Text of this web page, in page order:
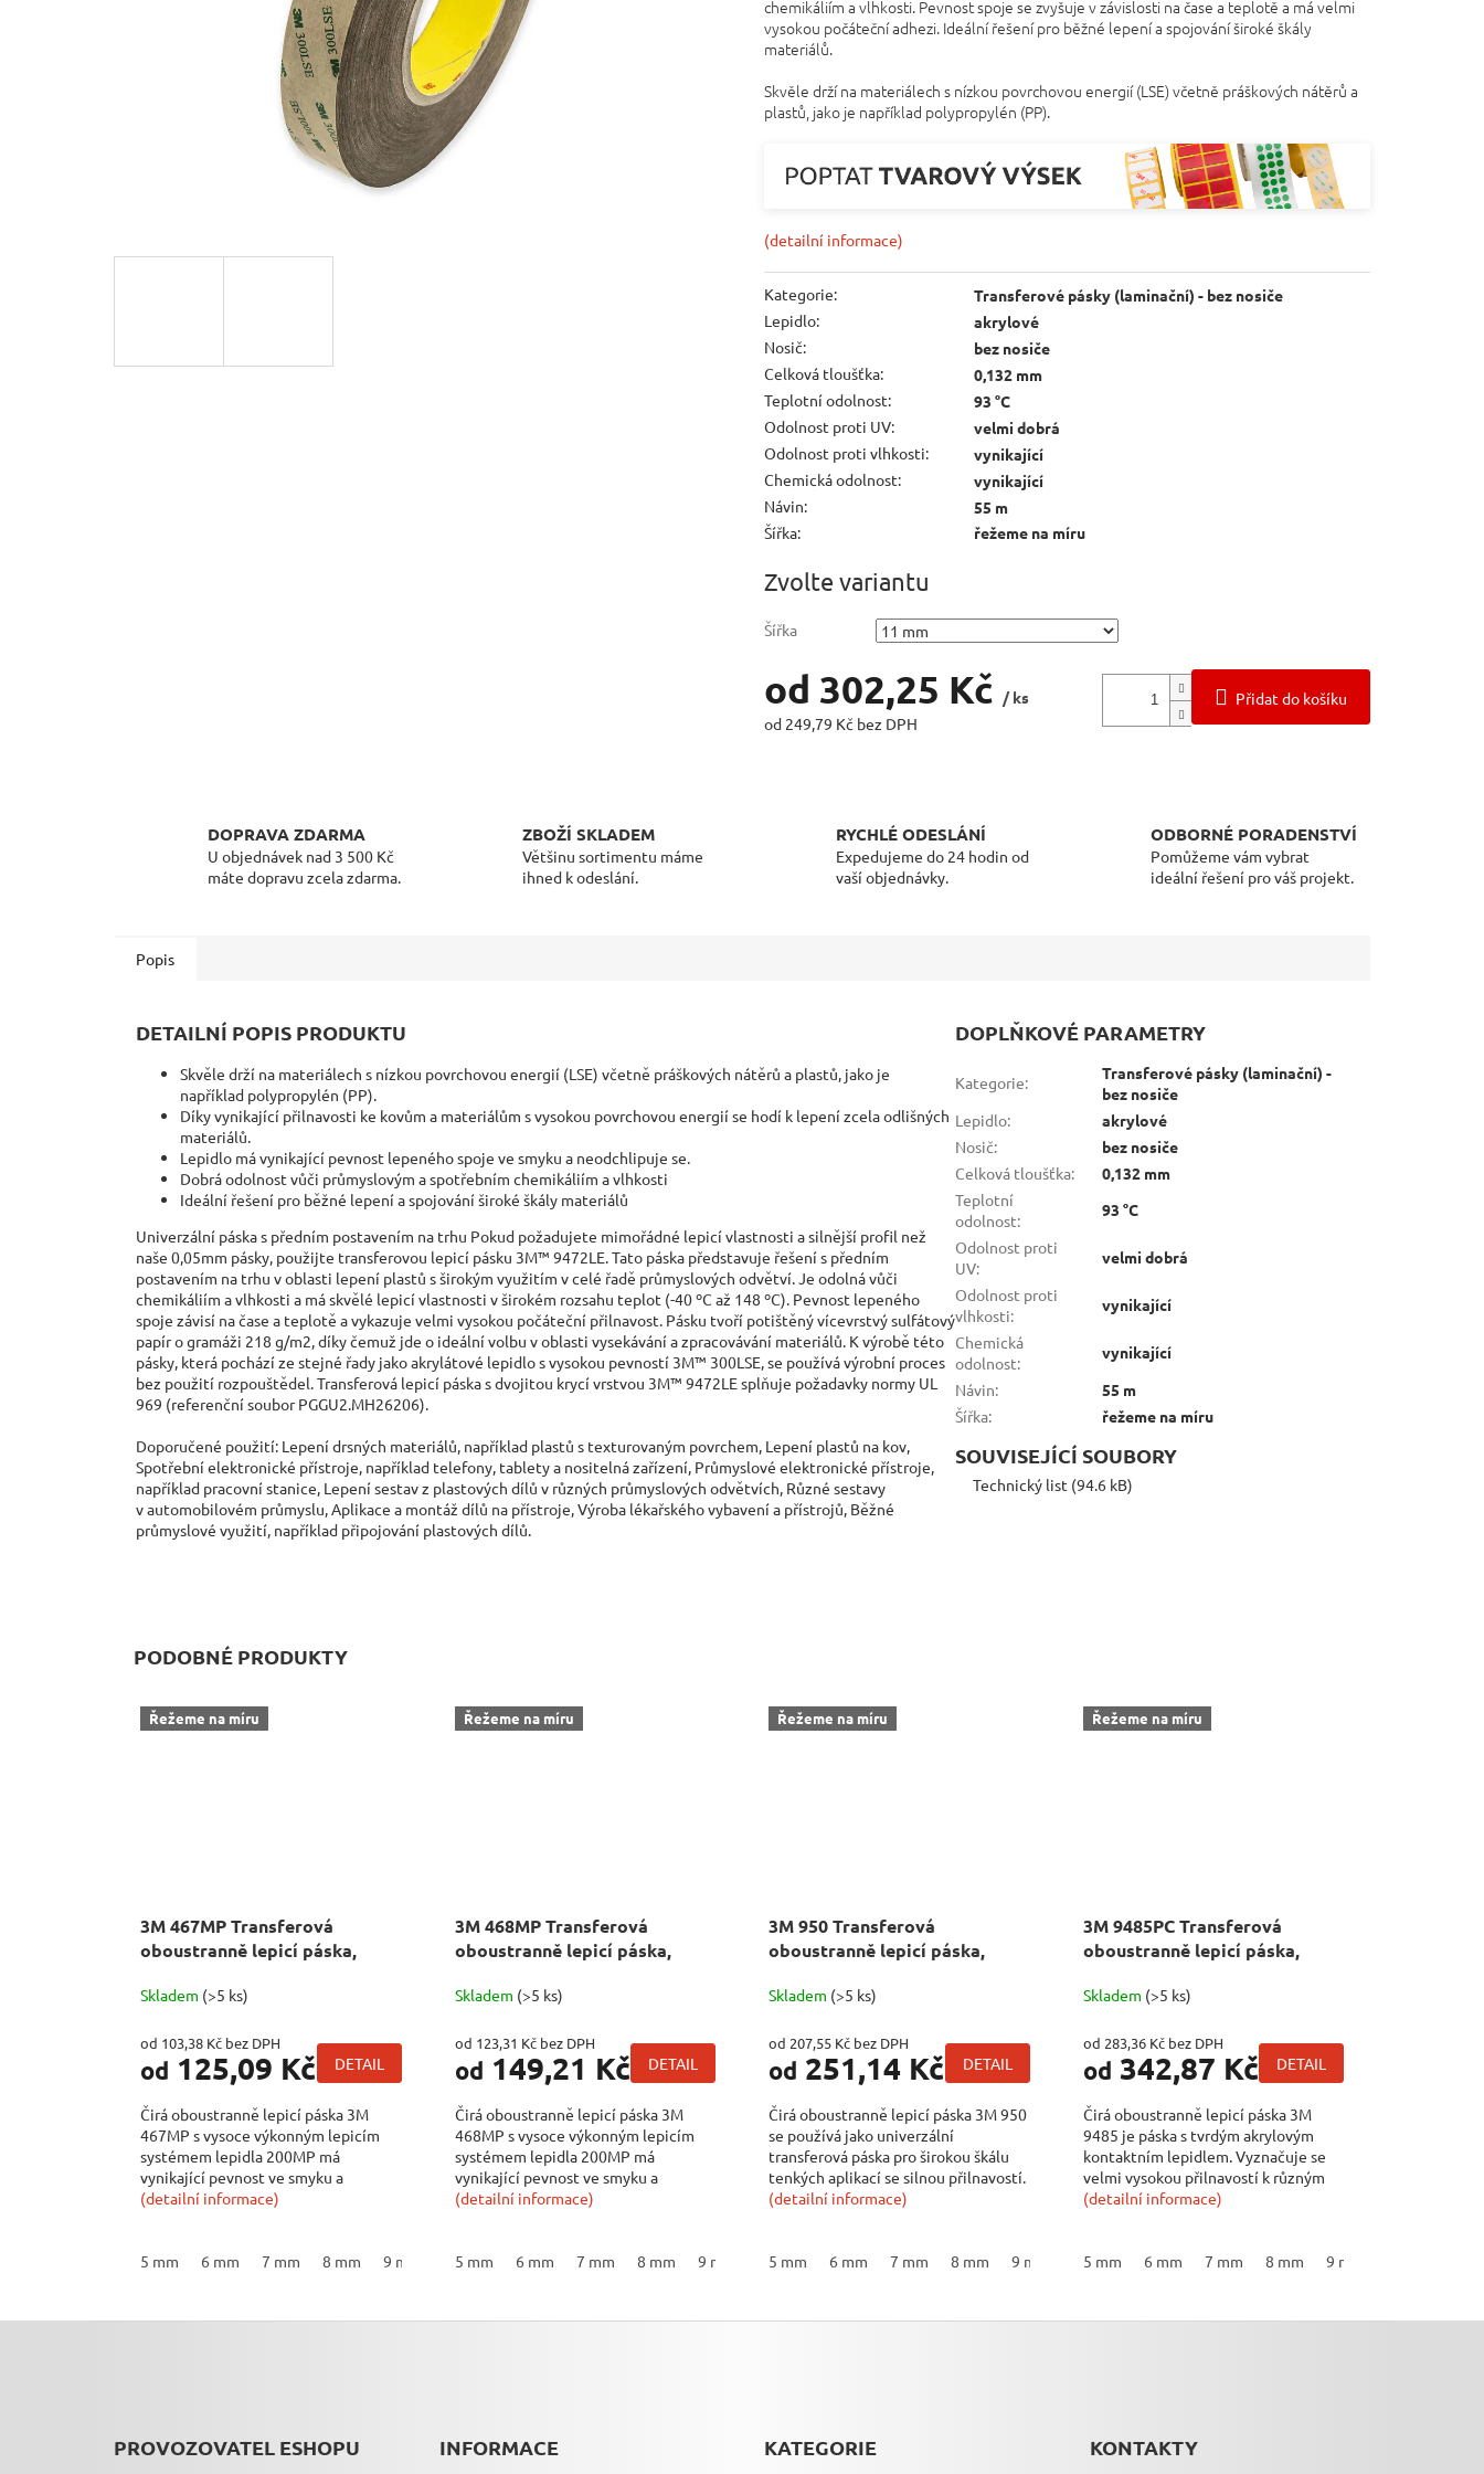
chemikáliím a vlhkosti. Pevnost spoje se zvyšuje v závislosti na čase a teplotě a má velmi
vysokou počáteční adhezi. Ideální řešení pro běžné lepení a spojování široké škály
materiálů.
Skvěle drží na materiálech s nízkou povrchovou energií (LSE) včetně práškových nátěrů a
plastů, jako je například polypropylén (PP).
(detailní informace)
Kategorie:
Transferové pásky (laminační) - bez nosiče
Lepidlo:
akrylové
Nosič:
bez nosiče
Celková tloušťka:
0,132 mm
Teplotní odolnost:
93 °C
Odolnost proti UV:
velmi dobrá
Odolnost proti vlhkosti:
vynikající
Chemická odolnost:
vynikající
Návin:
55 m
Šířka: řežeme na míru
Zvolte variantu
Šířka
od 302,25 Kč / ks
od 249,79 Kč bez DPH
Přidat do košíku
DOPRAVA ZDARMA
U objednávek nad 3 500 Kč
máte dopravu zcela zdarma.
ZBOŽÍ SKLADEM
Většinu sortimentu máme
ihned k odeslání.
RYCHLÉ ODESLÁNÍ
Expedujeme do 24 hodin od
vaší objednávky.
ODBORNÉ PORADENSTVÍ
Pomůžeme vám vybrat
ideální řešení pro váš projekt.
Popis
DETAILNÍ POPIS PRODUKTU
Skvěle drží na materiálech s nízkou povrchovou energií (LSE) včetně práškových nátěrů a plastů, jako je
například polypropylén (PP).
Díky vynikající přilnavosti ke kovům a materiálům s vysokou povrchovou energií se hodí k lepení zcela odlišných
materiálů.
Lepidlo má vynikající pevnost lepeného spoje ve smyku a neodchlipuje se.
Dobrá odolnost vůči průmyslovým a spotřebním chemikáliím a vlhkosti
Ideální řešení pro běžné lepení a spojování široké škály materiálů
Univerzální páska s předním postavením na trhu Pokud požadujete mimořádné lepicí vlastnosti a silnější profil než
naše 0,05mm pásky, použijte transferovou lepicí pásku 3M™ 9472LE. Tato páska představuje řešení s předním
postavením na trhu v oblasti lepení plastů s širokým využitím v celé řadě průmyslových odvětví. Je odolná vůči
chemikáliím a vlhkosti a má skvělé lepicí vlastnosti v širokém rozsahu teplot (-40 ºC až 148 ºC). Pevnost lepeného
spoje závisí na čase a teplotě a vykazuje velmi vysokou počáteční přilnavost. Pásku tvoří potištěný vícevrstvý sulfátový
papír o gramáži 218 g/m2, díky čemuž jde o ideální volbu v oblasti vysekávání a zpracovávání materiálů. K výrobě této
pásky, která pochází ze stejné řady jako akrylátové lepidlo s vysokou pevností 3M™ 300LSE, se používá výrobní proces
bez použití rozpouštědel. Transferová lepicí páska s dvojitou krycí vrstvou 3M™ 9472LE splňuje požadavky normy UL
969 (referenční soubor PGGU2.MH26206).
Doporučené použití: Lepení drsných materiálů, například plastů s texturovaným povrchem, Lepení plastů na kov,
Spotřební elektronické přístroje, například telefony, tablety a nositelná zařízení, Průmyslové elektronické přístroje,
například pracovní stanice, Lepení sestav z plastových dílů v různých průmyslových odvětvích, Různé sestavy
v automobilovém průmyslu, Aplikace a montáž dílů na přístroje, Výroba lékařského vybavení a přístrojů, Běžné
průmyslové využití, například připojování plastových dílů.
DOPLŇKOVÉ PARAMETRY
Kategorie:
Transferové pásky (laminační) -
bez nosiče
Lepidlo:
akrylové
Nosič:
bez nosiče
Celková tloušťka:
0,132 mm
Teplotní
odolnost:
93 °C
Odolnost proti
UV:
velmi dobrá
Odolnost proti
vlhkosti:
vynikající
Chemická
odolnost:
vynikající
Návin:
55 m
Šířka: řežeme na míru
SOUVISEJÍCÍ SOUBORY
Technický list (94.6 kB)
PODOBNÉ PRODUKTY
Řežeme na míru
3M 467MP Transferová
oboustranně lepicí páska,
Skladem (>5 ks)
od 103,38 Kč bez DPH
od 125,09 Kč DETAIL
Čirá oboustranně lepicí páska 3M
467MP s vysoce výkonným lepicím
systémem lepidla 200MP má
vynikající pevnost ve smyku a
vysokou odolnost proti...
(detailní informace)
5 mm 6 mm 7 mm 8 mm 9 mm 10 mm 11 mm 12 mm 13 mm 15 mm 16 mm 17 mm 18 mm 19 mm 20 mm 21 mm 22 mm
Řežeme na míru
3M 468MP Transferová
oboustranně lepicí páska,
Skladem (>5 ks)
od 123,31 Kč bez DPH
od 149,21 Kč DETAIL
Čirá oboustranně lepicí páska 3M
468MP s vysoce výkonným lepicím
systémem lepidla 200MP má
vynikající pevnost ve smyku a
vysokou odolnost proti...
(detailní informace)
5 mm 6 mm 7 mm 8 mm 9 mm 10 mm 11 mm 12 mm 13 mm 15 mm 16 mm 17 mm 18 mm
Řežeme na míru
3M 950 Transferová
oboustranně lepicí páska,
Skladem (>5 ks)
od 207,55 Kč bez DPH
od 251,14 Kč DETAIL
Čirá oboustranně lepicí páska 3M 950
se používá jako univerzální
transferová páska pro širokou škálu
tenkých aplikací se silnou přilnavostí.
Je...
(detailní informace)
5 mm 6 mm 7 mm 8 mm 9 mm 10 mm 11 mm 12 mm 13 mm
Řežeme na míru
3M 9485PC Transferová
oboustranně lepicí páska,
Skladem (>5 ks)
od 283,36 Kč bez DPH
od 342,87 Kč DETAIL
Čirá oboustranně lepicí páska 3M
9485 je páska s tvrdým akrylovým
kontaktním lepidlem. Vyznačuje se
velmi vysokou přilnavostí k různým
povrchům,...
(detailní informace)
5 mm 6 mm 7 mm 8 mm 9 mm
PROVOZOVATEL ESHOPU INFORMACE KATEGORIE KONTAKTY